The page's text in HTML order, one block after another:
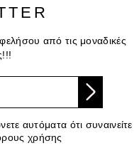
από τις μοναδικές
αυτόματα ότι συναινείτε
χρήσης